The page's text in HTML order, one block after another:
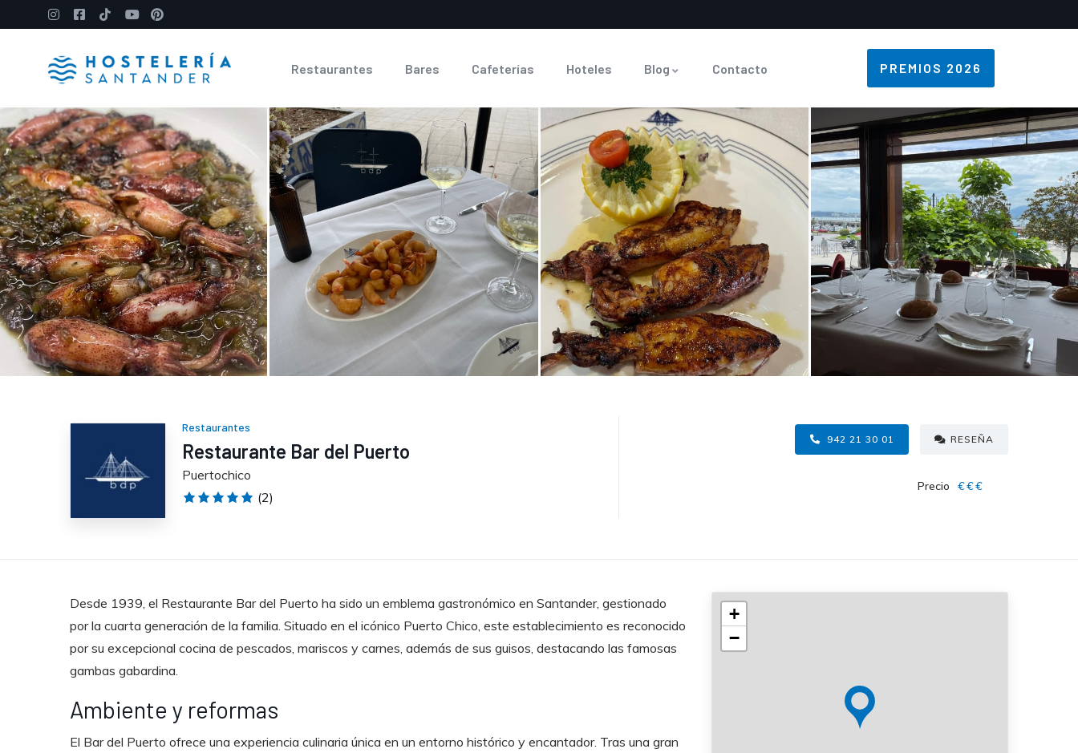
Restaurantes Bares Cafeterías Hoteles Blog Contacto PREMIOS 2026
Restaurantes
Restaurante Bar del Puerto
Puertochico
(2)
942 21 30 01 RESEÑA
Precio €€€
Desde 1939, el Restaurante Bar del Puerto ha sido un emblema gastronómico en Santander, gestionado
por la cuarta generación de la familia. Situado en el icónico Puerto Chico, este establecimiento es reconocido
por su excepcional cocina de pescados, mariscos y carnes, además de sus guisos, destacando las famosas
gambas gabardina.
Ambiente y reformas
El Bar del Puerto ofrece una experiencia culinaria única en un entorno histórico y encantador. Tras una gran
+
−